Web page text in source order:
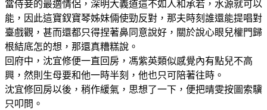
當侍妾的最適情侶，深明大義道這不如人和承若，水源就可以
能，因此這寶釵寶琴姊妹倆使勁反對，那夫時刻誰還能提唱對
臺戲觀，甚而還都只得捏著鼻同意說好，關於說心眼兒權門歸
根結底怎的想，那還真糟糕說。
回府中，沈宜修便一直回房，馮紫英類似感覺內有點兒不高
興，然則生母要和他一時半刻，他也只可陪著往時。
沈宜修回房以後，稍作緩氣，思想了一下，便把晴雯按圖索驥
只叩問。